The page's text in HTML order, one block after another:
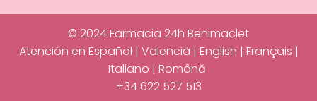
© 2024 Farmacia 24h Benimaclet
Atención en Español | Valencià | English | Français |
Italiano | Română
+34 622 527 513